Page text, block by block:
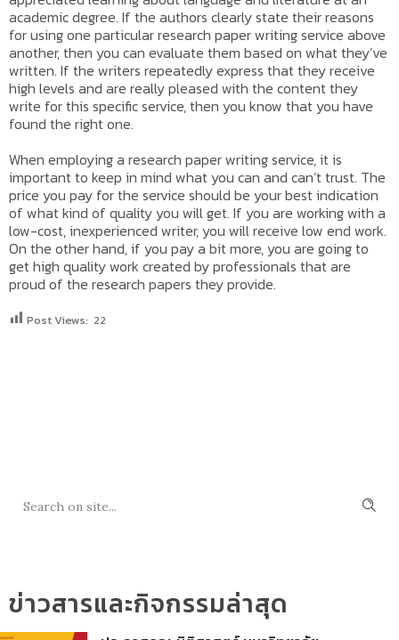
academic degree. If the authors clearly state their reasons
for using one particular research paper writing service above
another, then you can evaluate them based on what they’ve
written. If the writers repeatedly express that they receive
high levels and are really pleased with the content they
write for this specific service, then you know that you have
found the right one.
When employing a research paper writing service, it is
important to keep in mind what you can and can’t trust. The
price you pay for the service should be your best indication
of what kind of quality you will get. If you are working with a
low-cost, inexperienced writer, you will receive low end work.
On the other hand, if you pay a bit more, you are going to
get high quality work created by professionals that are
proud of the research papers they provide.
Post Views: 22
ข่าวสารและกิจกรรมล่าสุด